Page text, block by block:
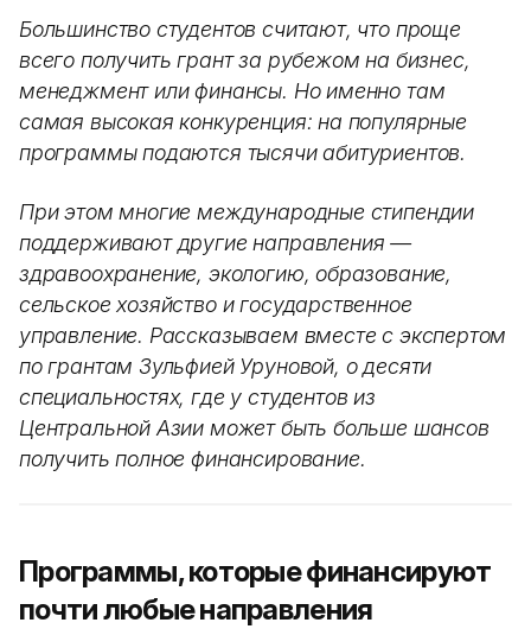
Большинство студентов считают, что проще
всего получить грант за рубежом на бизнес,
менеджмент или финансы. Но именно там
самая высокая конкуренция: на популярные
программы подаются тысячи абитуриентов.
При этом многие международные стипендии
поддерживают другие направления —
здравоохранение, экологию, образование,
сельское хозяйство и государственное
управление. Рассказываем вместе с экспертом
по грантам Зульфией Уруновой, о десяти
специальностях, где у студентов из
Центральной Азии может быть больше шансов
получить полное финансирование.
Программы, которые финансируют
почти любые направления